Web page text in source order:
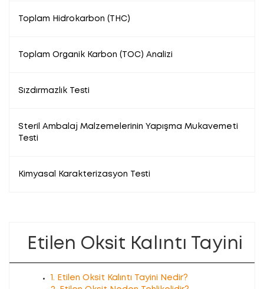
Toplam Hidrokarbon (THC)
Toplam Organik Karbon (TOC) Analizi
Sızdırmazlık Testi
Steril Ambalaj Malzemelerinin Yapışma Mukavemeti
Testi
Kimyasal Karakterizasyon Testi
Etilen Oksit Kalıntı Tayini
1. Etilen Oksit Kalıntı Tayini Nedir?